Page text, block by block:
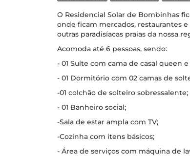
O Residencial Solar de Bombinhas
onde ficam mercados, restaurantes e
outras paradisíacas praias da nossa
Acomoda até 6 pessoas, sendo:
- 01 Suíte com cama de casal queen
- 01 Dormitório com 02 camas de
-01 colchão de solteiro sobressalente;
- 01 Banheiro social;
-Sala de estar ampla com TV;
-Cozinha com itens básicos;
- Área de serviços com máquina de